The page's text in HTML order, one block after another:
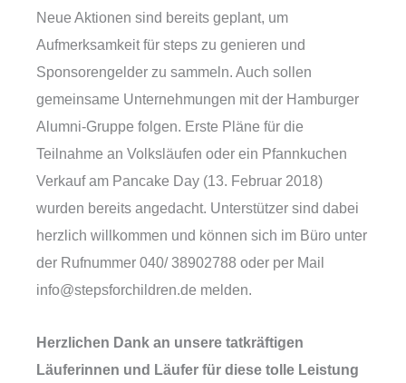
Neue Aktionen sind bereits geplant, um
Aufmerksamkeit für steps zu genieren und
Sponsorengelder zu sammeln. Auch sollen
gemeinsame Unternehmungen mit der Hamburger
Alumni-Gruppe folgen. Erste Pläne für die
Teilnahme an Volksläufen oder ein Pfannkuchen
Verkauf am Pancake Day (13. Februar 2018)
wurden bereits angedacht. Unterstützer sind dabei
herzlich willkommen und können sich im Büro unter
der Rufnummer 040/ 38902788 oder per Mail
info@stepsforchildren.de melden.
Herzlichen Dank an unsere tatkräftigen
Läuferinnen und Läufer für diese tolle Leistung